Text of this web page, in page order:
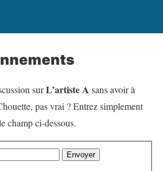
surL’artiste A sans avoir à
pas vrai ? Entrez simplement
champ ci-dessous.